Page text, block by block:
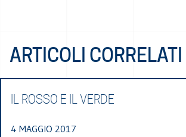
ARTICOLI CORRELATI
IL ROSSO E IL VERDE
4 MAGGIO 2017